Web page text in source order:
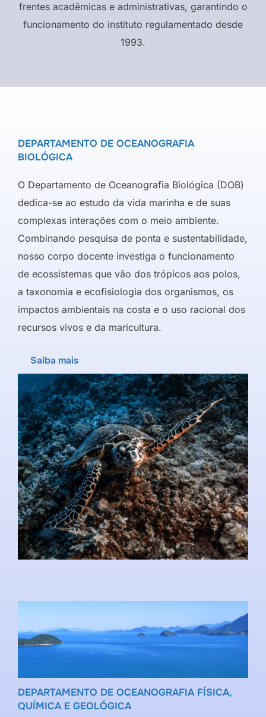
frentes acadêmicas e administrativas, garantindo o
funcionamento do instituto regulamentado desde
1993.
DEPARTAMENTO DE OCEANOGRAFIA
BIOLÓGICA
O Departamento de Oceanografia Biológica (DOB)
dedica-se ao estudo da vida marinha e de suas
complexas interações com o meio ambiente.
Combinando pesquisa de ponta e sustentabilidade,
nosso corpo docente investiga o funcionamento
de ecossistemas que vão dos trópicos aos polos,
a taxonomia e ecofisiologia dos organismos, os
impactos ambientais na costa e o uso racional dos
recursos vivos e da maricultura.
Saiba mais
DEPARTAMENTO DE OCEANOGRAFIA FÍSICA,
QUÍMICA E GEOLÓGICA